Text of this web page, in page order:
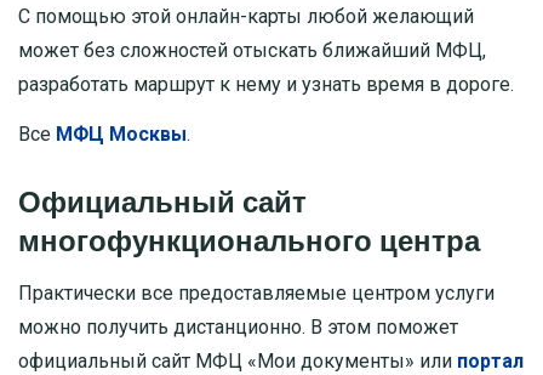
С помощью этой онлайн-карты любой желающий
может без сложностей отыскать ближайший МФЦ,
разработать маршрут к нему и узнать время в дороге.
Все МФЦ Москвы.
Официальный сайт
многофункционального центра
Практически все предоставляемые центром услуги
можно получить дистанционно. В этом поможет
официальный сайт МФЦ «Мои документы» или портал